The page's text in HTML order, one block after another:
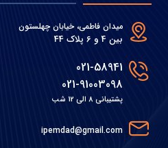
میدان فاطمی، خیابان چهلستون
بین 4 و 6 پلاک 44
021-58941
021-91003098
پشتیبانی 8 الی 12 شب
ipemdad@gmail.com